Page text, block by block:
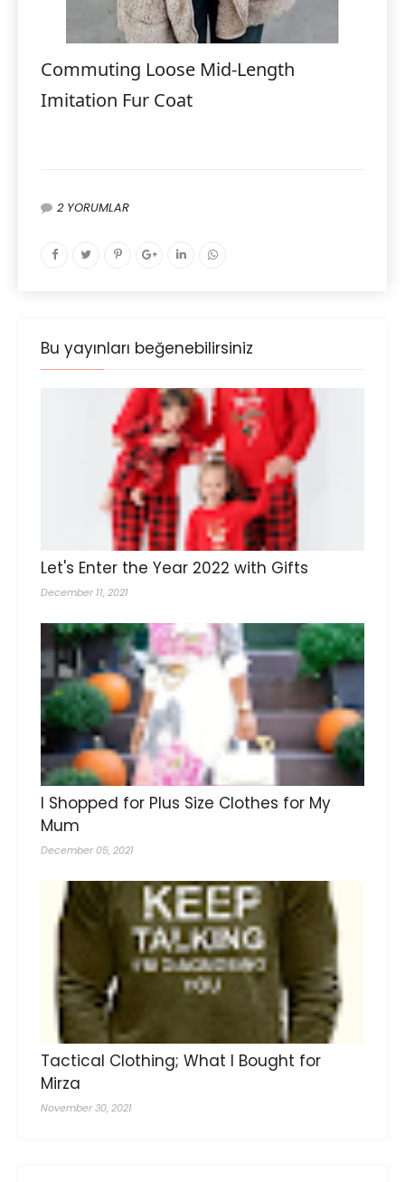
Commuting Loose Mid-Length
Imitation Fur Coat
2 YORUMLAR
Bu yayınları beğenebilirsiniz
Let's Enter the Year 2022 with Gifts
December 11, 2021
I Shopped for Plus Size Clothes for My
Mum
December 05, 2021
Tactical Clothing; What I Bought for
Mirza
November 30, 2021